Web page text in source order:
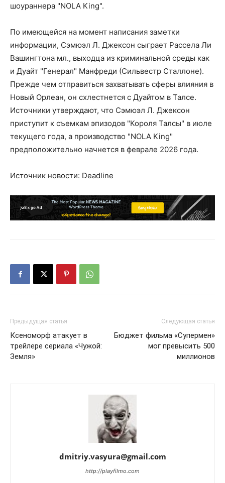
шоураннера "NOLA King".
По имеющейся на момент написания заметки
информации, Сэмюэл Л. Джексон сыграет Рассела Ли
Вашингтона мл., выходца из криминальной среды как
и Дуайт "Генерал" Манфреди (Сильвестр Сталлоне).
Прежде чем отправиться захватывать сферы влияния в
Новый Орлеан, он схлестнется с Дуайтом в Талсе.
Источники утверждают, что Сэмюэл Л. Джексон
приступит к съемкам эпизодов "Короля Талсы" в июле
текущего года, а производство "NOLA King"
предположительно начнется в феврале 2026 года.
Источник новости: Deadline
Предыдущая статья
Ксеноморф атакует в
трейлере сериала «Чужой:
Земля»
Следующая статья
Бюджет фильма «Супермен»
мог превысить 500
миллионов
dmitriy.vasyura@gmail.com
http://playfilmo.com